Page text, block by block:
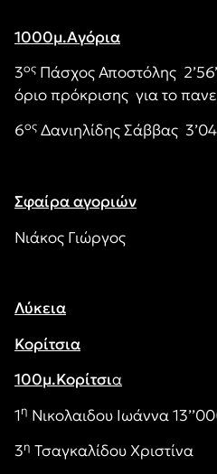
1000μ.Αγόρια
3ος Πάσχος Αποστόλης
όριο πρόκρισης για το
6ος Δανιηλίδης Σάββας 3’04
Σφαίρα αγοριών
Νιάκος Γιώργος
Λύκεια
Κορίτσια
100μ.Κορίτσια
1η Νικολαιδου Ιωάννα
3η Τσαγκαλίδου Χριστίνα